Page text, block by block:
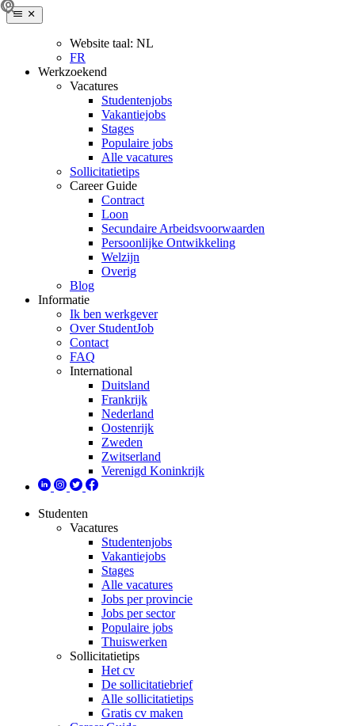
Website taal: NL
FR
Werkzoekend
Vacatures
Studentenjobs
Vakantiejobs
Stages
Populaire jobs
Alle vacatures
Sollicitatietips
Career Guide
Contract
Loon
Secundaire Arbeidsvoorwaarden
Persoonlijke Ontwikkeling
Welzijn
Overig
Blog
Informatie
Ik ben werkgever
Over StudentJob
Contact
FAQ
International
Duitsland
Frankrijk
Nederland
Oostenrijk
Zweden
Zwitserland
Verenigd Koninkrijk
Studenten
Vacatures
Studentenjobs
Vakantiejobs
Stages
Alle vacatures
Jobs per provincie
Jobs per sector
Populaire jobs
Thuiswerken
Sollicitatietips
Het cv
De sollicitatiebrief
Alle sollicitatietips
Gratis cv maken